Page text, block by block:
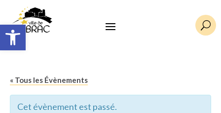
Ouvrir la barre d’outils U
« Tous les Évènements
Cet évènement est passé.